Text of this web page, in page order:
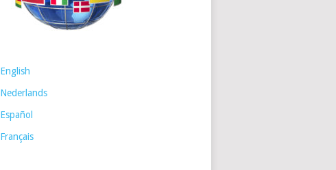
English
Nederlands
Español
Français